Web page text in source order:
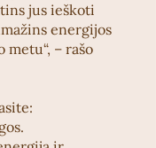
jus ieškoti
energijos
– rašo